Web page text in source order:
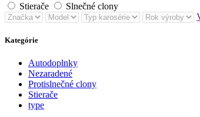
Stierače
Slnečné clony
Kategórie
Autodoplnky
Nezaradené
Protislnečné clony
Stierače
type